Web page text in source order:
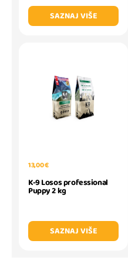
SAZNAJ VIŠE
13,00 €
K-9 Losos professional
Puppy 2 kg
SAZNAJ VIŠE